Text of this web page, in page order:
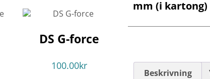
DS G-force
100.00kr
mm (i kartong)
Beskrivning